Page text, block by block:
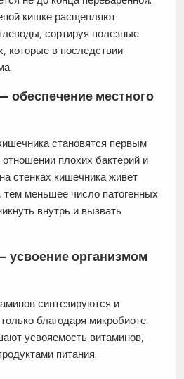
кишке расщепляют
сортируя полезные
которые в последствии
обеспечение местного
становятся первым
плохих бактерий и
стенках кишечника живет
тем меньшее число патогенных
внутрь и вызвать
усвоение организмом
синтезируются и
благодаря микробиоте.
усвояемость витаминов,
питания.